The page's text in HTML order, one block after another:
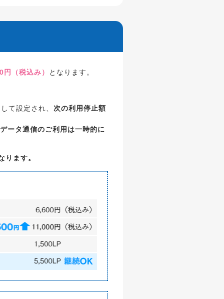
（税込み） となります。
て設定され、 次の利用停止額
ータ通信のご利用は一時的に
ります。